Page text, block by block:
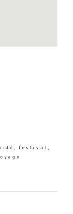
festival